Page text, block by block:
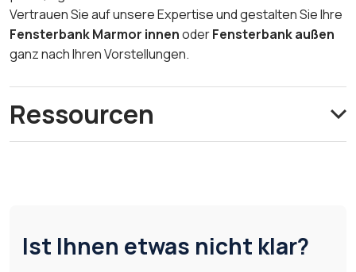
Vertrauen Sie auf unsere Expertise und gestalten Sie Ihre
Fensterbank Marmor innenoderFensterbank außen
ganz nach Ihren Vorstellungen.
Ressourcen
Ist Ihnen etwas nicht klar?